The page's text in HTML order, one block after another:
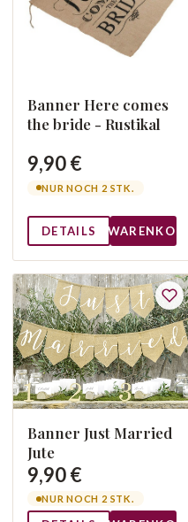
Banner Here comes
the bride - Rustikal
9,90 €
NUR NOCH 2 STK.
DETAILS WARENKORB
Banner Just Married
Jute
9,90 €
NUR NOCH 2 STK.